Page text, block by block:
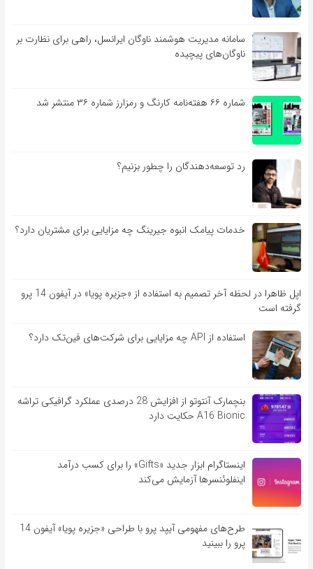
سامانه مدیریت هوشمند ناوگان ایرانسل، راهی برای نظارت بر
ناوگان‌های پیچیده
شماره ۶۶ هفته‌نامه کارنگ و رمزارز شماره ۳۶ منتشر شد
رد توسعه‌دهندگان را چطور بزنیم؟
خدمات پیامک انبوه جیرینگ چه مزایایی برای مشتریان دارد؟
اپل ظاهرا در لحظه آخر تصمیم به استفاده از «جزیره پویا» در آیفون 14 پرو
گرفته است
استفاده از API چه مزایایی برای شرکت‌های فین‌تک دارد؟
بنچمارک آنتوتو از افزایش 28 درصدی عملکرد گرافیکی تراشه
A16 Bionic حکایت دارد
اینستاگرام ابزار جدید «Gifts» را برای کسب درآمد
اینفلوئنسرها آزمایش می‌کند
طرح‌های مفهومی آیپد پرو با طراحی «جزیره پویا» آیفون 14
پرو را ببینید